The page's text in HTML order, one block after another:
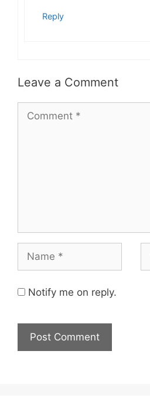
Reply
Leave a Comment
Notify me on reply.